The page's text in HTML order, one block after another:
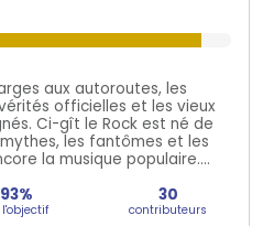
aux autoroutes, les
officielles et les vieux
Ci-gît le Rock est né de
les fantômes et les
la musique populaire....
93% 30
contributeurs